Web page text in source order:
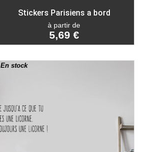
Stickers Parisiens a bord
à partir de
5,69 €
En stock